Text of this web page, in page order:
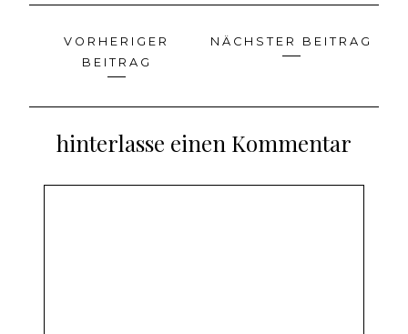
Beitragsnavigation
VORHERIGER
BEITRAG
NÄCHSTER BEITRAG
hinterlasse einen Kommentar